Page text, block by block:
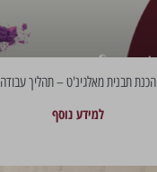
הכנת תבנית מאלגינ'ט – תהליך עבודה
למידע נוסף